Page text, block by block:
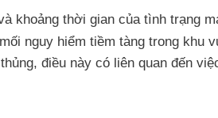
khoảng thời gian của tình trạng
nguy hiểm tiềm tàng trong
điều này có liên quan đến